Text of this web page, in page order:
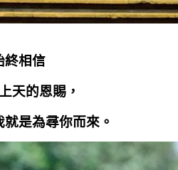
終相信
天的恩賜，
是為尋你而來。